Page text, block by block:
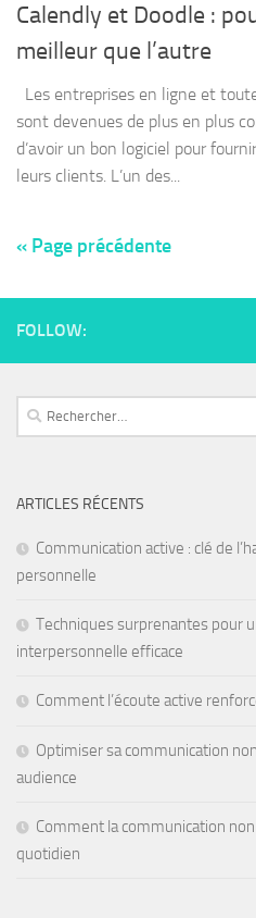
Calendly et Doodle :
meilleur que l’autre
Les entreprises en ligne et
sont devenues de plus en plus
d’avoir un bon logiciel pour
leurs clients. L’un des...
« Page précédente
FOLLOW:
ARTICLES RÉCENTS
Communication active : clé de
personnelle
Techniques surprenantes pour
interpersonnelle efficace
Comment l’écoute active
Optimiser sa communication
audience
Comment la communication
quotidien